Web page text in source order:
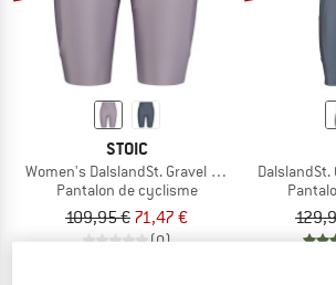
STOIC
Women's DalslandSt. Gravel Short Tights II
Pantalon de cyclisme
109,95 € 71,47 €
(0)
DalslandSt.